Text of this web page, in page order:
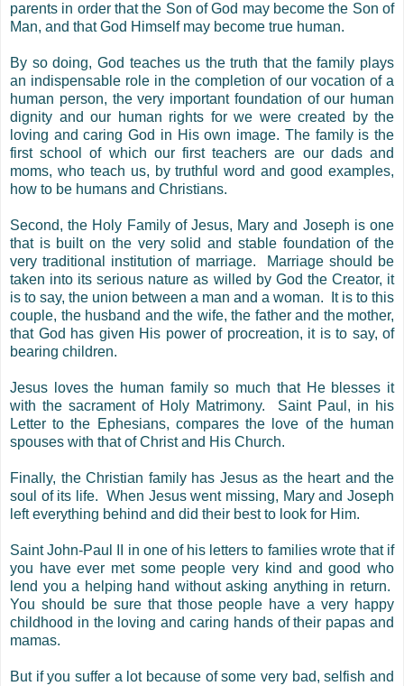
parents in order that the Son of God may become the Son of
Man, and that God Himself may become true human.
By so doing, God teaches us the truth that the family plays
an indispensable role in the completion of our vocation of a
human person, the very important foundation of our human
dignity and our human rights for we were created by the
loving and caring God in His own image. The family is the
first school of which our first teachers are our dads and
moms, who teach us, by truthful word and good examples,
how to be humans and Christians.
Second, the Holy Family of Jesus, Mary and Joseph is one
that is built on the very solid and stable foundation of the
very traditional institution of marriage.
Marriage should be
taken into its serious nature as willed by God the Creator, it
is to say, the union between a man and a woman.
It is to this
couple, the husband and the wife, the father and the mother,
that God has given His power of procreation, it is to say, of
bearing children.
Jesus loves the human family so much that He blesses it
with the sacrament of Holy Matrimony.
Saint Paul, in his
Letter to the Ephesians, compares the love of the human
spouses with that of Christ and His Church.
Finally, the Christian family has Jesus as the heart and the
soul of its life.
When Jesus went missing, Mary and Joseph
left everything behind and did their best to look for Him.
Saint John-Paul II in one of his letters to families wrote that if
you have ever met some people very kind and good who
lend you a helping hand without asking anything in return.
You should be sure that those people have a very happy
childhood in the loving and caring hands of their papas and
mamas.
But if you suffer a lot because of some very bad, selfish and